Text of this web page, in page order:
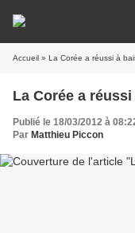
Accueil » La Corée a réussi à
La Corée a
Publié le 18/03/2012 à
Par Matthieu Piccon